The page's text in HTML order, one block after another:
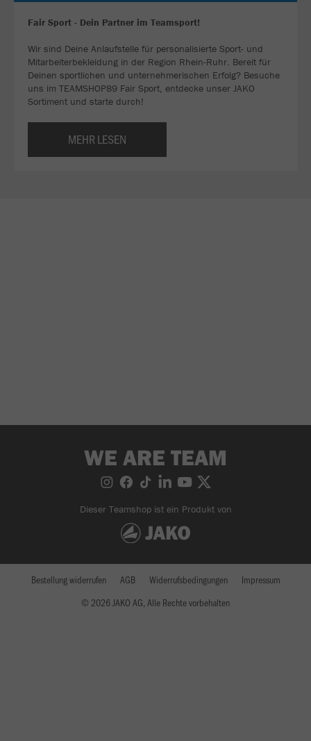
Fair Sport - Dein Partner im Teamsport!
Wir sind Deine Anlaufstelle für personalisierte Sport- und
Mitarbeiterbekleidung in der Region Rhein-Ruhr. Bereit für
Deinen sportlichen und unternehmerischen Erfolg? Besuche
uns im TEAMSHOP89 Fair Sport, entdecke unser JAKO
Sortiment und starte durch!
MEHR LESEN
WE ARE TEAM
Dieser Teamshop ist ein Produkt von
© 2026 JAKO AG, Alle Rechte vorbehalten
Bestellung widerrufen AGB Widerrufsbedingungen Impressum